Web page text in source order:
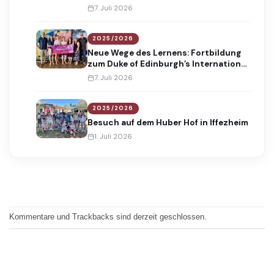
7. Juli 2026
2025/2026
Neue Wege des Lernens: Fortbildung
zum Duke of Edinburgh’s International
Award
7. Juli 2026
2025/2026
Besuch auf dem Huber Hof in Iffezheim
1. Juli 2026
Kommentare und Trackbacks sind derzeit geschlossen.